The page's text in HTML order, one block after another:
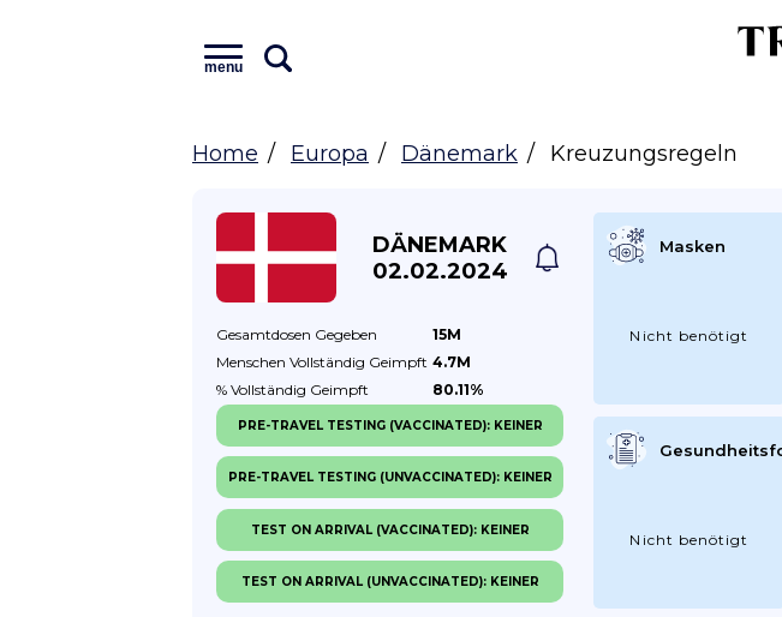
menu
Home Europa Dänemark Kreuzungsregeln
DÄNEMARK
02.02.2024
Gesamtdosen Gegeben
15M
Menschen Vollständig Geimpft 4.7M
% Vollständig Geimpft 80.11%
Masken
Nicht benötigt
Nicht benötigt
PRE-TRAVEL TESTING (VACCINATED): KEINER
PRE-TRAVEL TESTING (UNVACCINATED): KEINER
TEST ON ARRIVAL (VACCINATED): KEINER
TEST ON ARRIVAL (UNVACCINATED): KEINER